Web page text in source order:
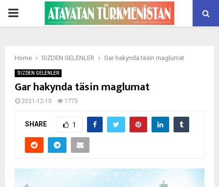
PRIMARY
Home SIZDEN GELENLER Gar hakynda täsin maglumat
SIZDEN GELENLER
Gar hakynda täsin maglumat
2021-12-10 1775
SHARE 1